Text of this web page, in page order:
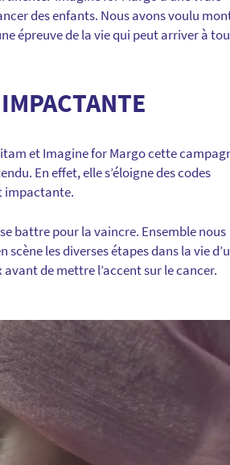
des enfants. Nous avons voulu
épreuve de la vie qui peut arriver à
et Imagine for Margo cette
En effet, elle s’éloigne des codes
impactante.
battre pour la vaincre. Ensemble nous
les diverses étapes dans la vie
de mettre l’accent sur le cancer.